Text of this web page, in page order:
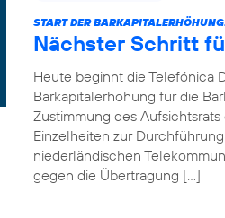
START DER
Nächster Schritt
Heute beginnt die Telefónica
Barkapitalerhöhung für die
Zustimmung des
Einzelheiten zur
niederländischen
gegen die Übertragung […]